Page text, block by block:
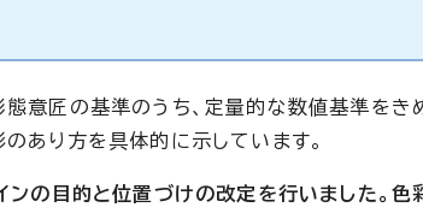
意匠の基準のうち、定量的な数値基準をき
あり方を具体的に示しています。
の目的と位置づけの改定を行いました。色